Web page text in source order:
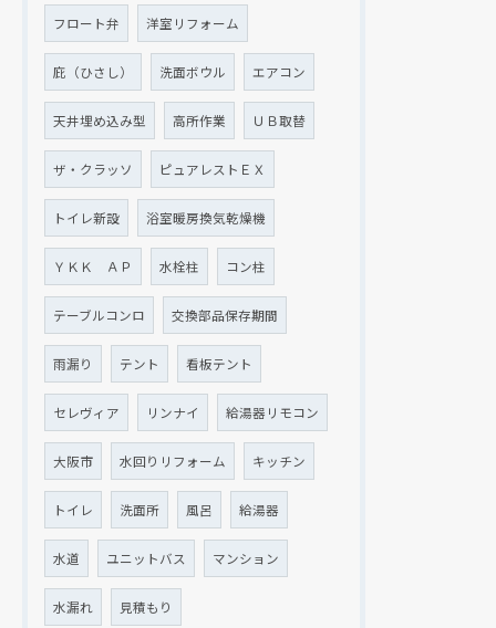
フロート弁 洋室リフォーム
庇（ひさし） 洗面ボウル エアコン
天井埋め込み型 高所作業 ＵＢ取替
ザ・クラッソ ピュアレストＥＸ
トイレ新設 浴室暖房換気乾燥機
ＹＫＫ ＡＰ 水栓柱 コン柱
テーブルコンロ 交換部品保存期間
雨漏り テント 看板テント
セレヴィア リンナイ 給湯器リモコン
大阪市 水回りリフォーム キッチン
トイレ 洗面所 風呂 給湯器
水道 ユニットバス マンション
水漏れ 見積もり